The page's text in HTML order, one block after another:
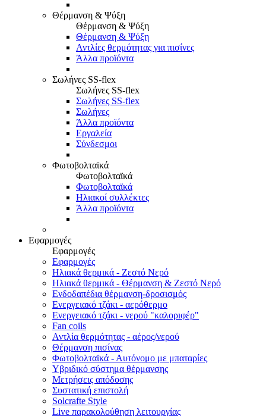
Θέρμανση & Ψύξη
Θέρμανση & Ψύξη
Θέρμανση & Ψύξη
Αντλίες θερμότητας για πισίνες
Άλλα προϊόντα
Σωλήνες SS-flex
Σωλήνες SS-flex
Σωλήνες SS-flex
Σωλήνες
Άλλα προϊόντα
Εργαλεία
Σύνδεσμοι
Φωτοβολταϊκά
Φωτοβολταϊκά
Φωτοβολταϊκά
Ηλιακοί συλλέκτες
Άλλα προϊόντα
Εφαρμογές
Εφαρμογές
Εφαρμογές
Ηλιακά θερμικά - Ζεστό Νερό
Ηλιακά θερμικά - Θέρμανση & Ζεστό Νερό
Ενδοδαπέδια θέρμανση-δροσισμός
Ενεργειακό τζάκι - αερόθερμο
Ενεργειακό τζάκι - νερού "καλοριφέρ"
Fan coils
Αντλία θερμότητας - αέρος/νερού
Θέρμανση πισίνας
Φωτοβολταϊκά - Αυτόνομο με μπαταρίες
Υβριδικό σύστημα θέρμανσης
Μετρήσεις απόδοσης
Συστατική επιστολή
Solcrafte Style
Live παρακολούθηση λειτουργίας